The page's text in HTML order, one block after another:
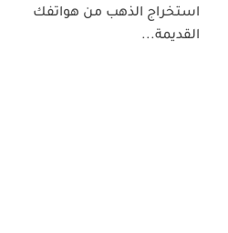
استخراج الذهب من هواتفك
القديمة...